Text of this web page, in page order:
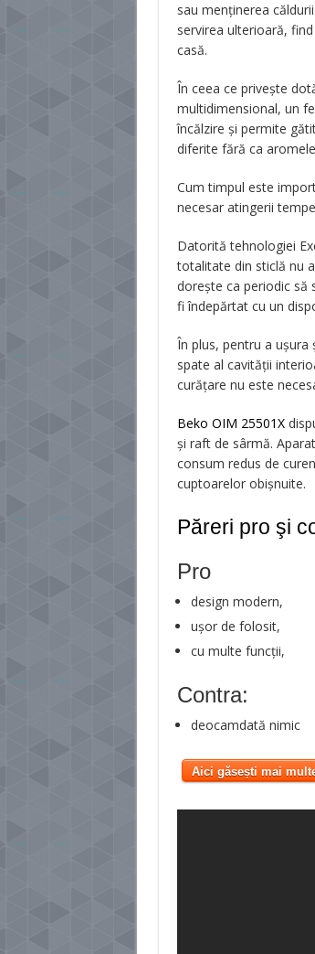
sau menținerea
servirea ulterioară,
casă.
În ceea ce privește
multidimensional, un
încălzire și permite
diferite fără ca
Cum timpul este
necesar atingerii
Datorită tehnologiei
totalitate din sticlă nu
dorește ca periodic să
fi îndepărtat cu un
În plus, pentru a
spate al cavității
curățare nu este
Beko OIM 25501X
și raft de sârmă.
consum redus de
cuptoarelor obișnuite.
Păreri pro şi
Pro
design modern,
ușor de folosit,
cu multe funcții,
Contra:
deocamdată nimic
Aici găsești mai